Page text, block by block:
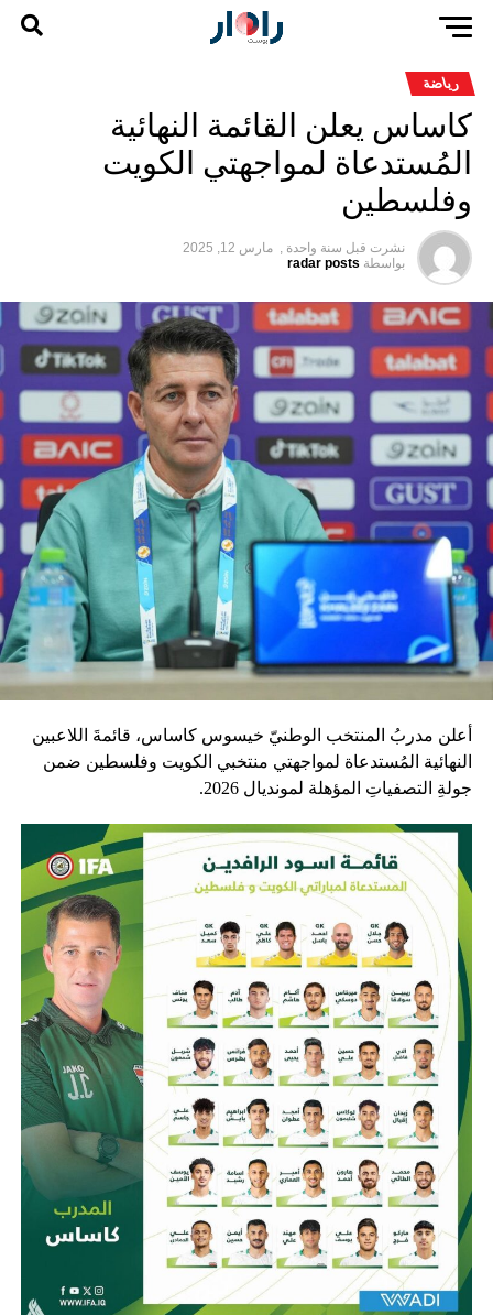
رياضة
كاساس يعلن القائمة النهائية
المُستدعاة لمواجهتي الكويت
وفلسطين
نشرت قبل سنة واحدة , مارس 12, 2025
بواسطة radar posts
أعلن مدربُ المنتخب الوطنيّ خيسوس كاساس، قائمةَ اللاعبين
النهائية المُستدعاة لمواجهتي منتخبي الكويت وفلسطين ضمن
جولةِ التصفياتِ المؤهلة لمونديال 2026.